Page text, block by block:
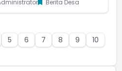
Berita Desa
5 6 7 8 9
10